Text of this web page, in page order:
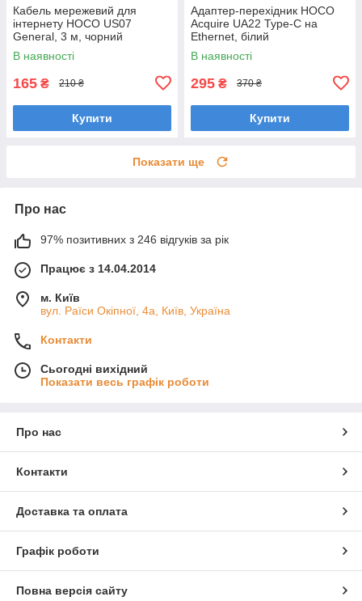
Кабель мережевий для
інтернету HOCO US07
General, 3 м, чорний
В наявності
165 ₴ 210 ₴
Купити
Адаптер-перехідник HOCO
Acquire UA22 Type-C на
Ethernet, білий
В наявності
295 ₴ 370 ₴
Купити
Показати ще
Про нас
97% позитивних з 246 відгуків за рік
Працює з 14.04.2014
м. Київ
вул. Раїси Окіпної, 4а, Київ, Україна
Контакти
Сьогодні вихідний
Показати весь графік роботи
Про нас
Контакти
Доставка та оплата
Графік роботи
Повна версія сайту